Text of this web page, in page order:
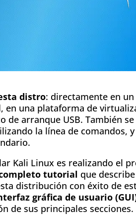
distro: directamente en un
en una plataforma de
de arranque USB. También
la línea de comandos, y
Kali Linux es realizando el
tutorial que
distribución con éxito de
gráfica de usuario
de sus principales secciones.